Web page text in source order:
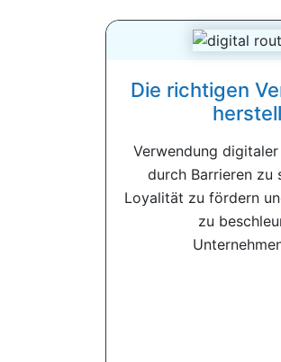
Die richtigen
Verwendung
durch Barrieren zu
Loyalität zu fördern
zu